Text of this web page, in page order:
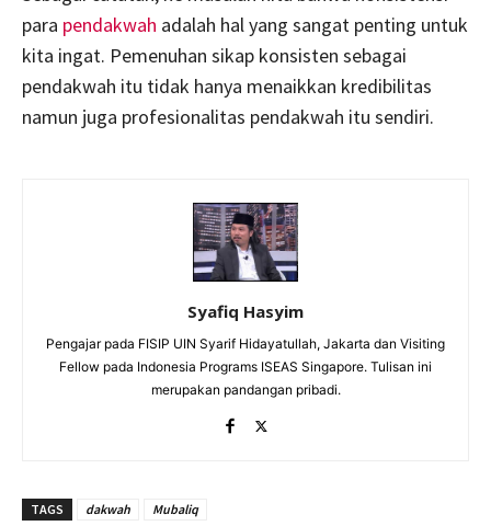
para pendakwah adalah hal yang sangat penting untuk
kita ingat. Pemenuhan sikap konsisten sebagai
pendakwah itu tidak hanya menaikkan kredibilitas
namun juga profesionalitas pendakwah itu sendiri.
Syafiq Hasyim
Pengajar pada FISIP UIN Syarif Hidayatullah, Jakarta dan Visiting
Fellow pada Indonesia Programs ISEAS Singapore. Tulisan ini
merupakan pandangan pribadi.
TAGS dakwah Mubaliq